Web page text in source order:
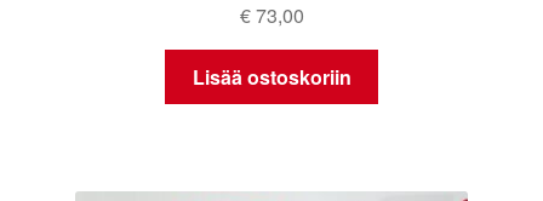
€73,00
Lisää ostoskoriin